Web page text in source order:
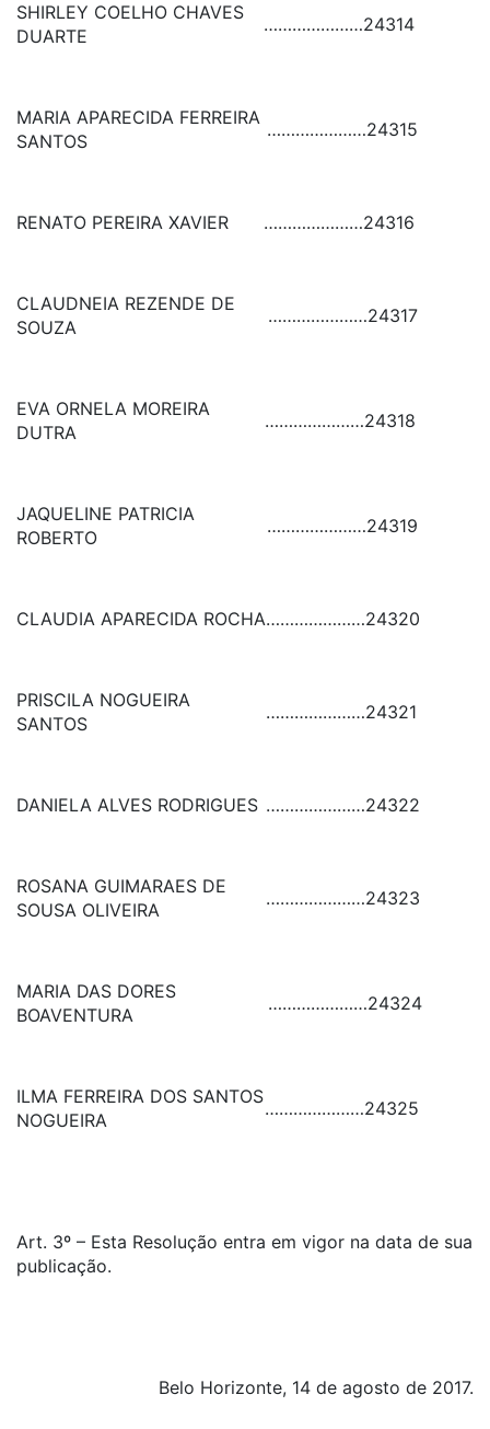
SHIRLEY COELHO CHAVES
DUARTE
…………………24314
MARIA APARECIDA FERREIRA
SANTOS
…………………24315
RENATO PEREIRA XAVIER …………………24316
CLAUDNEIA REZENDE DE
SOUZA
…………………24317
EVA ORNELA MOREIRA
DUTRA
…………………24318
JAQUELINE PATRICIA
ROBERTO
…………………24319
CLAUDIA APARECIDA ROCHA…………………24320
PRISCILA NOGUEIRA
SANTOS
…………………24321
DANIELA ALVES RODRIGUES …………………24322
ROSANA GUIMARAES DE
SOUSA OLIVEIRA
…………………24323
MARIA DAS DORES
BOAVENTURA
…………………24324
ILMA FERREIRA DOS SANTOS
NOGUEIRA
…………………24325
Art. 3º – Esta Resolução entra em vigor na data de sua
publicação.
Belo Horizonte, 14 de agosto de 2017.